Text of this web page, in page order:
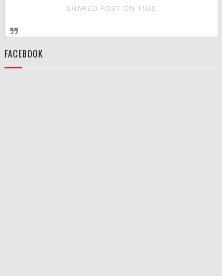
SHARED POST ON TIME
FACEBOOK